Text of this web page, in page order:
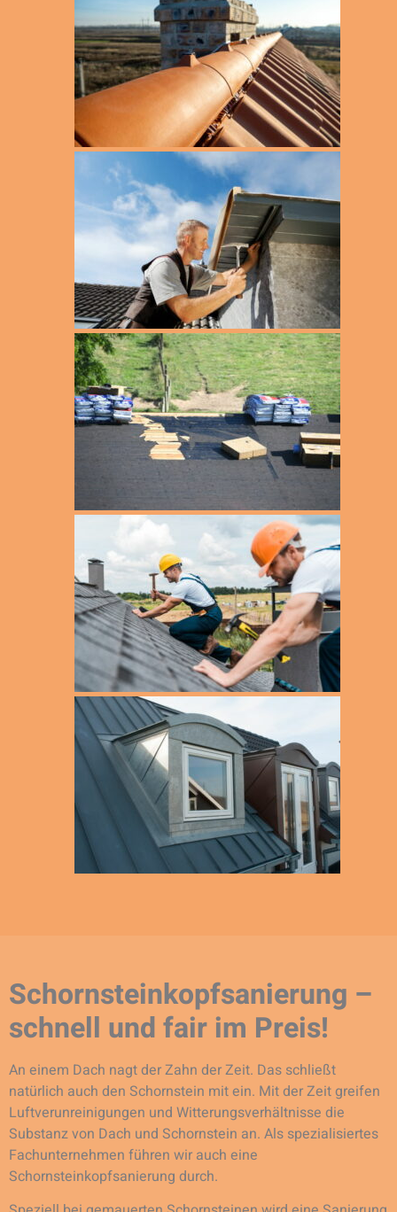
Schornsteinkopfsanierung –
schnell und fair im Preis!
An einem Dach nagt der Zahn der Zeit. Das schließt
natürlich auch den Schornstein mit ein. Mit der Zeit greifen
Luftverunreinigungen und Witterungsverhältnisse die
Substanz von Dach und Schornstein an. Als spezialisiertes
Fachunternehmen führen wir auch eine
Schornsteinkopfsanierung durch.